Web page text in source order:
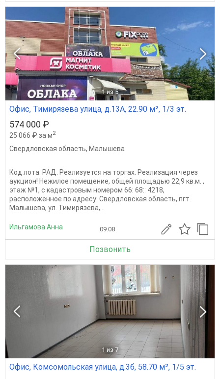
1 из 5
Офис, Тимирязева улица, д.13А, 22.90 м², 1/3 эт.
574 000 ₽
25 066 ₽ за м2
Свердловская область, Малышева
Код лота: РАД. Реализуется на торгах. Реализация через
аукцион! Нежилое помещение, общей площадью 22,9 кв.м. ,
этаж №1, с кадастровым номером 66: 68:: 4218,
расположенное по адресу: Свердловская область, пгт.
Малышева, ул. Тимирязева,...
Ильгамова Анна 09.08
Позвонить
1 из 7
Офис, Комсомольская улица, д.3б, 58.70 м², 1/5 эт.